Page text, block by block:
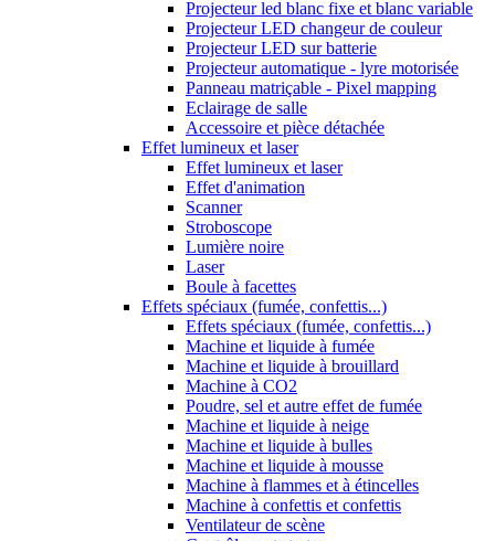
Projecteur led blanc fixe et blanc variable
Projecteur LED changeur de couleur
Projecteur LED sur batterie
Projecteur automatique - lyre motorisée
Panneau matriçable - Pixel mapping
Eclairage de salle
Accessoire et pièce détachée
Effet lumineux et laser
Effet lumineux et laser
Effet d'animation
Scanner
Stroboscope
Lumière noire
Laser
Boule à facettes
Effets spéciaux (fumée, confettis...)
Effets spéciaux (fumée, confettis...)
Machine et liquide à fumée
Machine et liquide à brouillard
Machine à CO2
Poudre, sel et autre effet de fumée
Machine et liquide à neige
Machine et liquide à bulles
Machine et liquide à mousse
Machine à flammes et à étincelles
Machine à confettis et confettis
Ventilateur de scène